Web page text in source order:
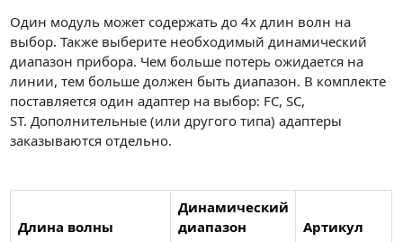
Один модуль может содержать до 4х длин волн на
выбор. Также выберите необходимый динамический
диапазон прибора. Чем больше потерь ожидается на
линии, тем больше должен быть диапазон. В комплекте
поставляется один адаптер на выбор: FC, SC,
ST. Дополнительные (или другого типа) адаптеры
заказываются отдельно.
Длина волны
Динамический
диапазон
Артикул